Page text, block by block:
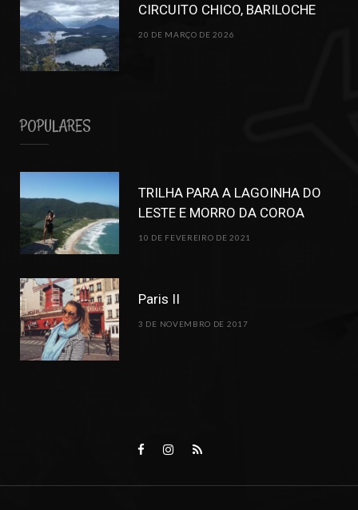
CIRCUITO CHICO, BARILOCHE
20 DE MARÇO DE 2026
POPULARES
TRILHA PARA A LAGOINHA DO
LESTE E MORRO DA COROA
10 DE FEVEREIRO DE 2021
Paris II
3 DE NOVEMBRO DE 2017